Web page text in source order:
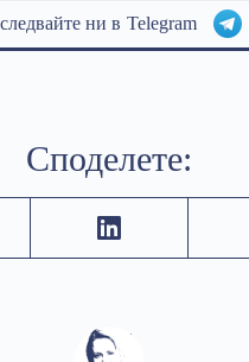
ни в Telegram
Споделете: